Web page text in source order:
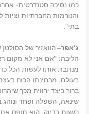
כמו נסיכה סטנדרטית-
והנורמות החברתיות
בתי".
ג'אפר– הוואזיר של
הליבה: "אם אני לא מקום
מנתבת אותו לעשות הכל
בעולם. מבחינתו הכוח
ברור כיצד ירוויח מכך
שינאה, השפלה ופחד ונוהג
רגשות בדיוק. הוא תופס את